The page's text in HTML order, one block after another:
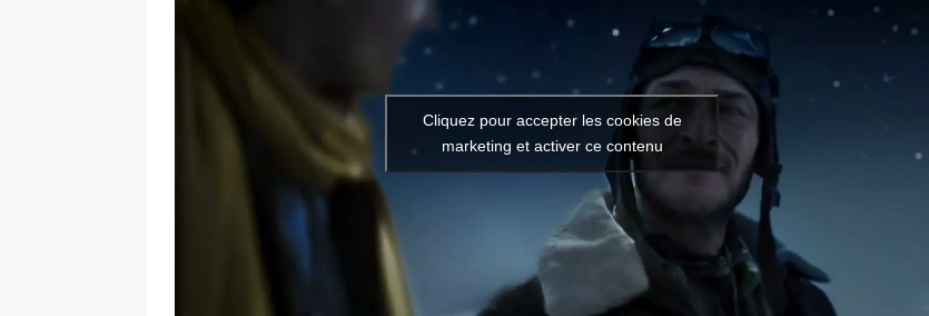
Cliquez pour accepter les cookies de
marketing et activer ce contenu